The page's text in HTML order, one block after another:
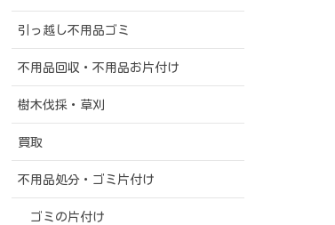
引っ越し不用品ゴミ
不用品回収・不用品お片付け
樹木伐採・草刈
買取
不用品処分・ゴミ片付け
ゴミの片付け